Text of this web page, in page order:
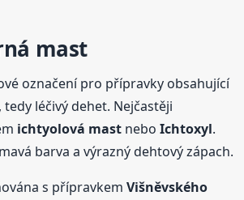
mast
označení pro přípravky obsahující
, tedy léčivý dehet. Nejčastěji
ichtyolová mast neboIchtoxyl.
barva a výrazný dehtový zápach.
s přípravkemVišněvského